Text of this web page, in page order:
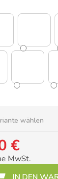
wählen
€
MwSt.